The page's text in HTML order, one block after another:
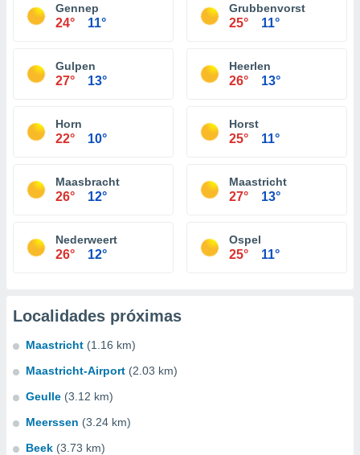
Gennep
24° 11°
Grubbenvorst
25° 11°
Gulpen
27° 13°
Heerlen
26° 13°
Horn
22° 10°
Horst
25° 11°
Maasbracht
26° 12°
Maastricht
27° 13°
Nederweert
26° 12°
Ospel
25° 11°
Localidades próximas
Maastricht (1.16 km)
Maastricht-Airport (2.03 km)
Geulle (3.12 km)
Meerssen (3.24 km)
Beek (3.73 km)